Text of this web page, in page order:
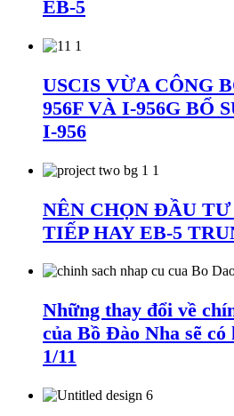
EB-5
USCIS VỪA CÔNG
956F VÀ I-956G BỔ
I-956
NÊN CHỌN ĐẦU
TIẾP HAY EB-5
Những thay đổi về
của Bồ Đào Nha sẽ
1/11